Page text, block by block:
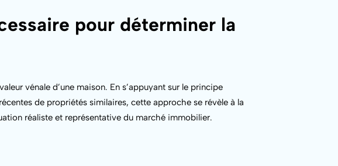
pour déterminer la
vénale d’une maison. En s’appuyant sur le principe
de propriétés similaires, cette approche se révèle à la
réaliste et représentative du marché immobilier.